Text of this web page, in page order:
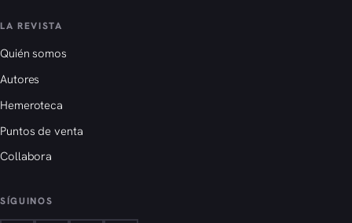
LA REVISTA
Quién somos
Autores
Hemeroteca
Puntos de venta
Collabora
SÍGUINOS